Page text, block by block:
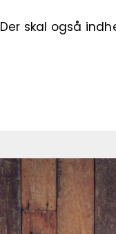
Der skal også